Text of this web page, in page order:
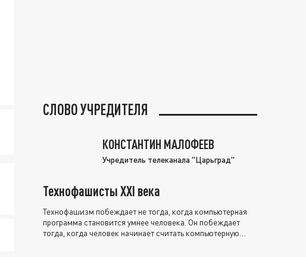
СЛОВО УЧРЕДИТЕЛЯ
КОНСТАНТИН МАЛОФЕЕВ
Учредитель телеканала "Царьград"
Технофашисты XXI века
Технофашизм побеждает не тогда, когда компьютерная
программа становится умнее человека. Он побеждает
тогда, когда человек начинает считать компьютерную